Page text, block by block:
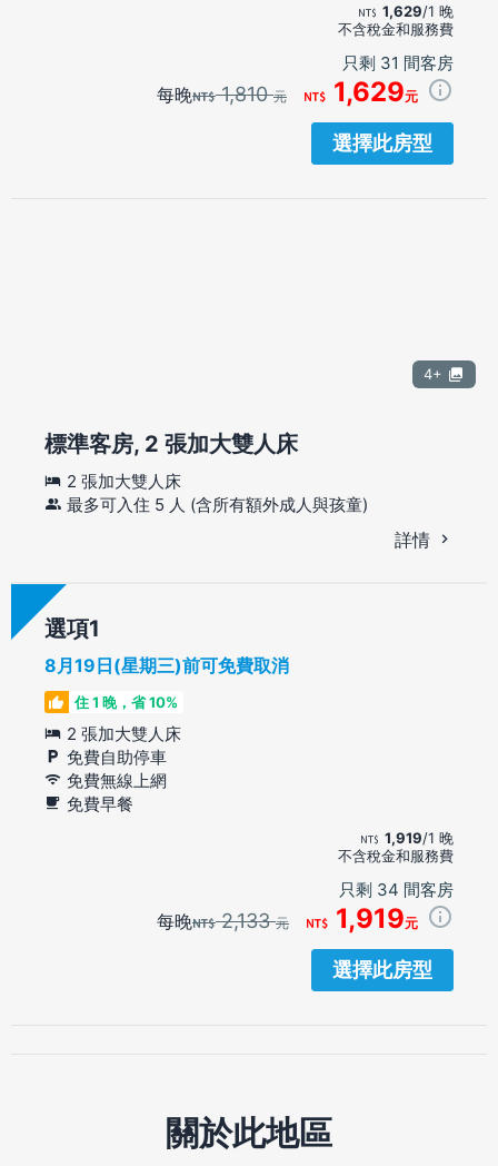
1,629/1 晚
不含稅金和服務費
只剩 31 間客房
每晚 1,810元 1,629元
選擇此房型
4+
標準客房, 2 張加大雙人床
2 張加大雙人床
最多可入住 5 人 (含所有額外成人與孩童)
詳情
選項
8月19日(星期三)前可免費取消
住 1 晚，省 10%
2 張加大雙人床
免費自助停車
免費無線上網
免費早餐
1,919/1 晚
不含稅金和服務費
只剩 34 間客房
每晚 2,133元 1,919元
選擇此房型
關於此地區